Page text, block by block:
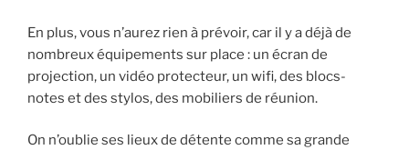
En plus, vous n’aurez rien à prévoir, car il y a déjà de
nombreux équipements sur place : un écran de
projection, un vidéo protecteur, un wifi, des blocs-
notes et des stylos, des mobiliers de réunion.
On n’oublie ses lieux de détente comme sa grande